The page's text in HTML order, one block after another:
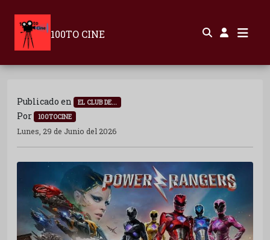
100TO CINE
Publicado en EL CLUB DE...
Por 100TOCINE
Lunes, 29 de Junio del 2026